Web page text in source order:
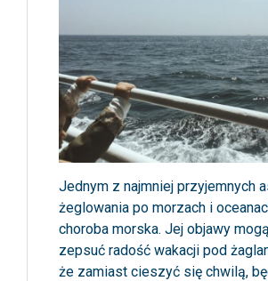
Jednym z najmniej przyjemnych
żeglowania po morzach i
choroba morska. Jej objawy
zepsuć radość wakacji pod
że zamiast cieszyć się chwilą,